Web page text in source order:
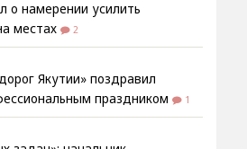
о намерении усилить
местах
2
Якутии» поздравил
праздником
1